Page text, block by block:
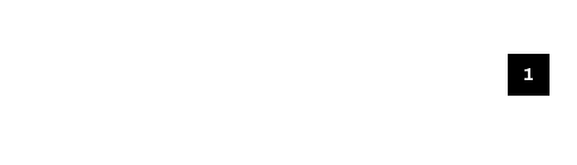
1